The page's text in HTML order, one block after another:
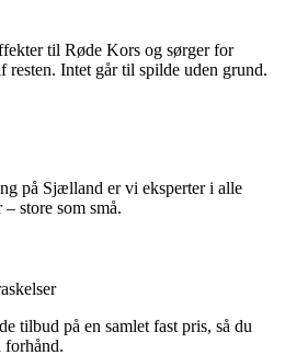
til Røde Kors og sørger for
resten. Intet går til spilde uden grund.
på Sjælland er vi eksperter i alle
store som små.
tilbud på en samlet fast pris, så du
forhånd.